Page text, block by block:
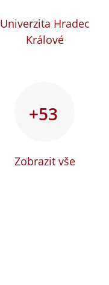
Univerzita Hradec
Králové
+53
Zobrazit vše